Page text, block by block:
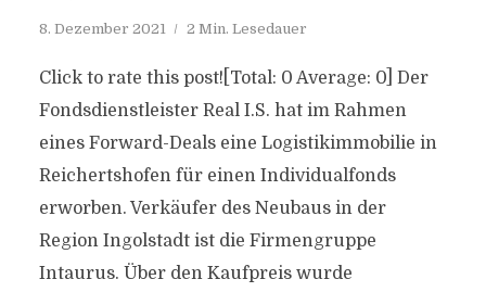
8. Dezember 2021 2 Min. Lesedauer
Click to rate this post![Total: 0 Average: 0] Der
Fondsdienstleister Real I.S. hat im Rahmen
eines Forward-Deals eine Logistikimmobilie in
Reichertshofen für einen Individualfonds
erworben. Verkäufer des Neubaus in der
Region Ingolstadt ist die Firmengruppe
Intaurus. Über den Kaufpreis wurde